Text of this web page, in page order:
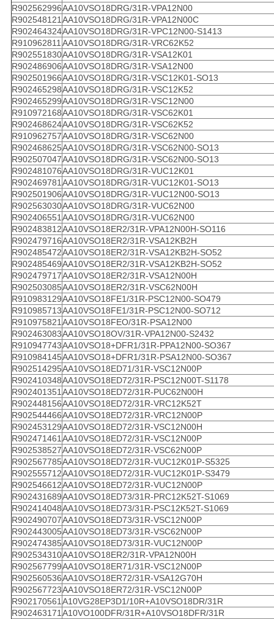
R902562996AA10VSO18DRG/31R-VPA12N00
R902548121AA10VSO18DRG/31R-VPA12N00C
R902464324AA10VSO18DRG/31R-VPC12N00-S1413
R910962811AA10VSO18DRG/31R-VRC62K52
R902551830AA10VSO18DRG/31R-VSA12K01
R902486906AA10VSO18DRG/31R-VSA12N00
R902501966AA10VSO18DRG/31R-VSC12K01-SO13
R902465298AA10VSO18DRG/31R-VSC12K52
R902465299AA10VSO18DRG/31R-VSC12N00
R910972168AA10VSO18DRG/31R-VSC62K01
R902468624AA10VSO18DRG/31R-VSC62K52
R910962757AA10VSO18DRG/31R-VSC62N00
R902468625AA10VSO18DRG/31R-VSC62N00-SO13
R902507047AA10VSO18DRG/31R-VSC62N00-SO13
R902481076AA10VSO18DRG/31R-VUC12K01
R902469781AA10VSO18DRG/31R-VUC12K01-SO13
R902501906AA10VSO18DRG/31R-VUC12N00-SO13
R902563030AA10VSO18DRG/31R-VUC62N00
R902406551AA10VSO18DRG/31R-VUC62N00
R902483812AA10VSO18ER2/31R-VPA12N00H-SO116
R902479716AA10VSO18ER2/31R-VSA12KB2H
R902485472AA10VSO18ER2/31R-VSA12KB2H-SO52
R902485469AA10VSO18ER2/31R-VSA12KB2H-SO52
R902479717AA10VSO18ER2/31R-VSA12N00H
R902503085AA10VSO18ER2/31R-VSC62N00H
R910983129AA10VSO18FE1/31R-PSC12N00-SO479
R910985713AA10VSO18FE1/31R-PSC12N00-SO712
R910975821AA10VSO18FEO/31R-PSA12N00
R902463083AA10VSO18OV/31R-VPA12N00-S2432
R910947743AA10VSO18+DFR1/31R-PPA12N00-SO367
R910984145AA10VSO18+DFR1/31R-PSA12N00-SO367
R902514295AA10VSO18ED71/31R-VSC12N00P
R902410348AA10VSO18ED72/31R-PSC12N00T-S1178
R902401351AA10VSO18ED72/31R-PUC62N00H
R902448156AA10VSO18ED72/31R-VRC12K52T
R902544466AA10VSO18ED72/31R-VRC12N00P
R902453129AA10VSO18ED72/31R-VSC12N00H
R902471461AA10VSO18ED72/31R-VSC12N00P
R902538527AA10VSO18ED72/31R-VSC62N00P
R902567785AA10VSO18ED72/31R-VUC12K01P-S5325
R902555712AA10VSO18ED72/31R-VUC12K01P-S3479
R902546612AA10VSO18ED72/31R-VUC12N00P
R902431689AA10VSO18ED73/31R-PRC12K52T-S1069
R902414048AA10VSO18ED73/31R-PSC12K52T-S1069
R902490707AA10VSO18ED73/31R-VSC12N00P
R902443005AA10VSO18ED73/31R-VSC62N00P
R902474385AA10VSO18ED73/31R-VUC12N00P
R902534310AA10VSO18ER2/31R-VPA12N00H
R902567799AA10VSO18ER71/31R-VSC12N00P
R902560536AA10VSO18ER72/31R-VSA12G70H
R902567723AA10VSO18ER72/31R-VSC12N00P
R902170561A10VG28EP3D1/10R+A10VSO18DR/31R
R902463171A10VO100DFR/31R+A10VSO18DFR/31R